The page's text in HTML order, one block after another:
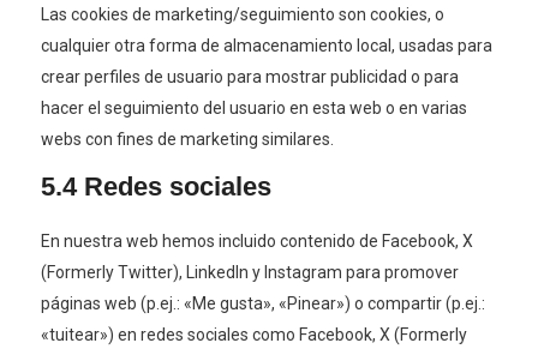
Las cookies de marketing/seguimiento son cookies, o
cualquier otra forma de almacenamiento local, usadas para
crear perfiles de usuario para mostrar publicidad o para
hacer el seguimiento del usuario en esta web o en varias
webs con fines de marketing similares.
5.4 Redes sociales
En nuestra web hemos incluido contenido de Facebook, X
(Formerly Twitter), LinkedIn y Instagram para promover
páginas web (p.ej.: «Me gusta», «Pinear») o compartir (p.ej.:
«tuitear») en redes sociales como Facebook, X (Formerly